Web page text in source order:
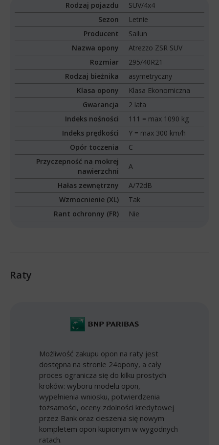
Rodzaj pojazdu
SUV/4x4
Sezon
Letnie
Producent
Sailun
Nazwa opony
Atrezzo ZSR SUV
Rozmiar
295/40R21
Rodzaj bieżnika
asymetryczny
Klasa opony
Klasa Ekonomiczna
Gwarancja
2 lata
Indeks nośności
111 = max 1090 kg
Indeks prędkości
Y = max 300 km/h
Opór toczenia
C
Przyczepność na mokrej
nawierzchni
A
Hałas zewnętrzny
A/72dB
Wzmocnienie (XL)
Tak
Rant ochronny (FR)
Nie
Raty
Możliwość zakupu opon na raty jest
dostępna na stronie 24opony, a cały
proces ogranicza się do kilku prostych
kroków: wyboru modelu opon,
wypełnienia wniosku, potwierdzenia
tożsamości, oceny zdolności kredytowej
przez Bank oraz cieszenia się nowym
kompletem opon kupionym w wygodnych
ratach.